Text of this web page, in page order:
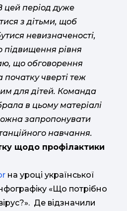
цей період дуже
з дітьми, щоб
невизначеності,
підвищення рівня
що обговорення
початку чверті теж
для дітей. Команда
в цьому матеріалі
запропонувати
навчання.
щодо профілактики
на уроці української
«Що потрібно
Де відзначили